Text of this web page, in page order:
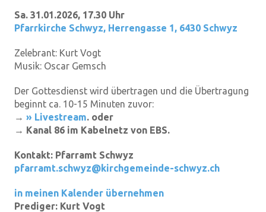
Sa. 31.01.2026, 17.30 Uhr
Pfarrkirche Schwyz, Herrengasse 1, 6430 Schwyz
Zelebrant: Kurt Vogt
Musik: Oscar Gemsch
Der Gottesdienst wird übertragen und die Übertragung
beginnt ca. 10-15 Minuten zuvor:
→ » Livestream. oder
→ Kanal 86 im Kabelnetz von EBS.
Kontakt: Pfarramt Schwyz
pfarramt.schwyz@kirchgemeinde-schwyz.ch
in meinen Kalender übernehmen
Prediger: Kurt Vogt